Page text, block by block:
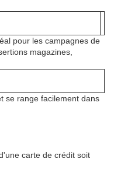
pour les campagnes de
magazines,
se range facilement dans
carte de crédit soit